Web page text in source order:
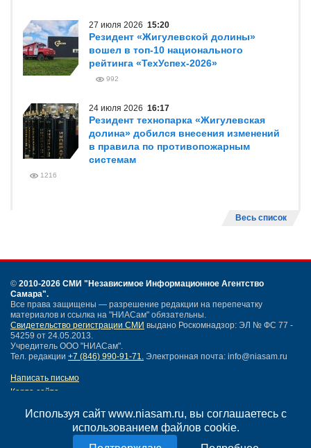
Используя сайт www.niasam.ru, вы соглашаетесь с
использованием файлов cookie.
27 июля 2026 15:20
Резидент «Жигулевской долины»
вошел в топ-10 национального
рейтинга «ТехУспех-2026»
992
24 июля 2026 16:17
Резидент технопарка «Жигулевская
долина» добился внесения изменений
в правила по противопожарным
системам
1216
Весь список
© 2010-2026 СМИ "Независимое Информационное Агентство
Самара".
Все права защищены — разрешение редакции на перепечатку
материалов и ссылка на "НИАСам" обязательны.
Свидетельство регистрации СМИ выдано Роскомнадзор: ЭЛ № ФС 77 -
54259 от 24.05.2013.
Учредитель ООО "НИАСам".
Тел. редакции +7 (846) 990-91-71. Электронная почта: info@niasam.ru
Написать письмо
Карта сайта
Политика конфиденциальности
Согласие на обработку персональных данных